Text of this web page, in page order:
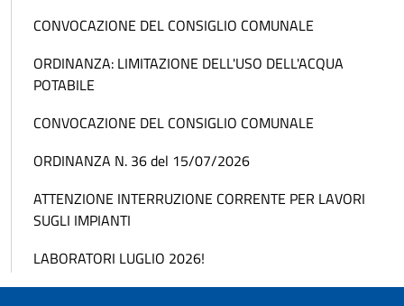
CONVOCAZIONE DEL CONSIGLIO COMUNALE
ORDINANZA: LIMITAZIONE DELL'USO DELL'ACQUA
POTABILE
CONVOCAZIONE DEL CONSIGLIO COMUNALE
ORDINANZA N. 36 del 15/07/2026
ATTENZIONE INTERRUZIONE CORRENTE PER LAVORI
SUGLI IMPIANTI
LABORATORI LUGLIO 2026!